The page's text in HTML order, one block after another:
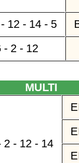
12 - 14 - 5
- 2 - 12
MULTI
2 - 12 - 14